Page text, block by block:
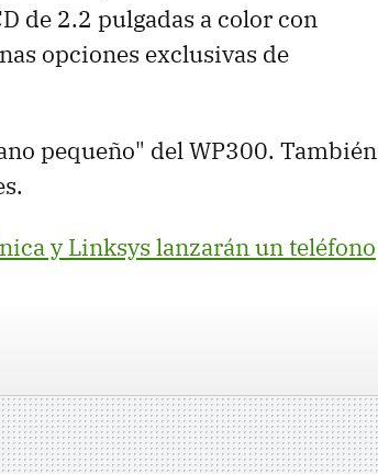
de 2.2 pulgadas a color con
opciones exclusivas de
pequeño" del WP300. También
y Linksys lanzarán un teléfono